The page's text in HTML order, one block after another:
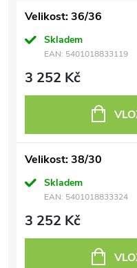
Velikost: 36/36
Skladem
EAN: 5401018833119
3 252 Kč
Velikost: 38/30
Skladem
EAN: 5401018833324
3 252 Kč